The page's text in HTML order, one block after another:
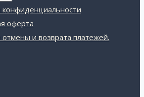
конфиденциальности
оферта
отмены и возврата платежей.